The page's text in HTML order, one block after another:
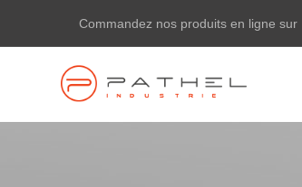
Commandez nos produits en ligne sur